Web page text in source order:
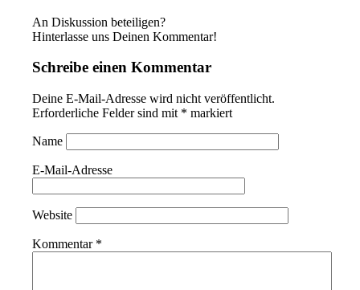
An Diskussion beteiligen?
Hinterlasse uns Deinen Kommentar!
Schreibe einen Kommentar
Deine E-Mail-Adresse wird nicht veröffentlicht.
Erforderliche Felder sind mit * markiert
Name
E-Mail-Adresse
Website
Kommentar *